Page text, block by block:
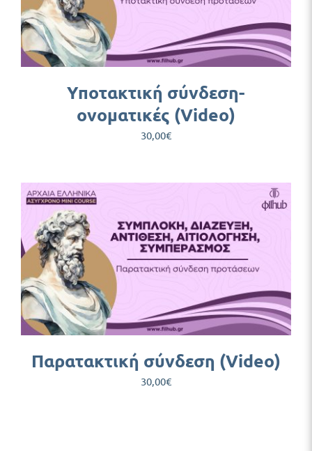
Υποτακτική σύνδεση-
ονοματικές (Video)
30,00€
Παρατακτική σύνδεση (Video)
30,00€